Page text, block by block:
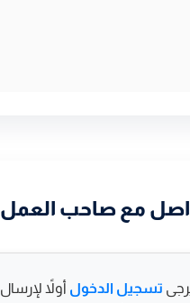
مع صاحب العمل
تسجيل الدخول أولاً لإرسال